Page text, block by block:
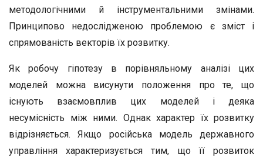
методологічними й інструментальними змінами.
Принципово недослідженою проблемою є зміст і
спрямованість векторів їх розвитку.
Як робочу гіпотезу в порівняльному аналізі цих
моделей можна висунути положення про те, що
існують взаємовплив цих моделей і деяка
несумісність між ними. Однак характер їх розвитку
відрізняється. Якщо російська модель державного
управління характеризується тим, що її розвиток